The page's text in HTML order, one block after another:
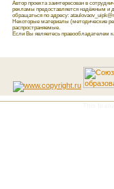
Автор проекта заинтересован в
рекламы предоставляется надёжным и
обращаться по адресу:
Некоторые материалы (методические
распространяемые.
Если Вы являетесь правообладателем